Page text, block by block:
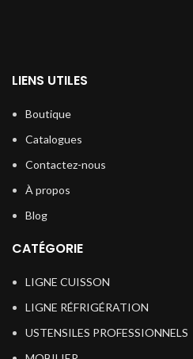
LIENS UTILES
Boutique
Catalogues
Contactez-nous
À propos
Blog
CATÉGORIE
LIGNE CUISSON
LIGNE RÉFRIGÉRATION
USTENSILES PROFESSIONNELS